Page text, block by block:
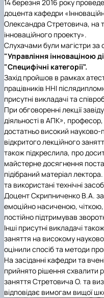
14 березня 2016 року
доцента кафедри
Олександра Стретовича, на т
інноваційного проекту».
Слухачами були магістри за
"Управління інноваціною
"Специфічні категорії".
Захід пройшов в рамках
працівників ННІ
присутні викладачі та
При обговоренні лекції
діяльності в АПК», професор,
достатньо високий науково-
відкритого лекційного
також підкреслила, про
майстерне досягнення
підібраний матеріал
та використані технічні
Доцент Скрипниченко В.А.
емоційно насиченою,
постійно підтримував
Інші присутні викладачі
заняття на високому
оцінили спосіб та методи
На засіданні кафедри та
прийнято рішення схвалити
заняття Стретовича О. та
відповідає вимогам вищої